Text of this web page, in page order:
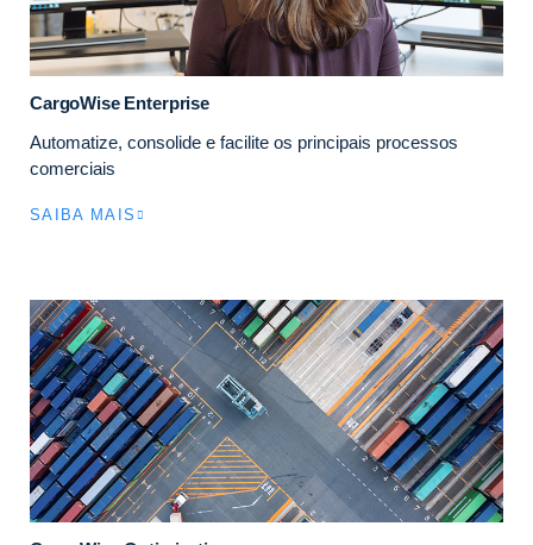
CargoWise Enterprise
Automatize, consolide e facilite os principais processos
comerciais
SAIBA MAIS